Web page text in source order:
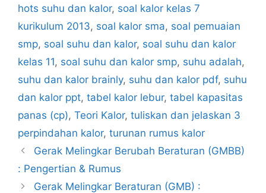
hots suhu dan kalor, soal kalor kelas 7
kurikulum 2013, soal kalor sma, soal pemuaian
smp, soal suhu dan kalor, soal suhu dan kalor
kelas 11, soal suhu dan kalor smp, suhu adalah,
suhu dan kalor brainly, suhu dan kalor pdf, suhu
dan kalor ppt, tabel kalor lebur, tabel kapasitas
panas (cp), Teori Kalor, tuliskan dan jelaskan 3
perpindahan kalor, turunan rumus kalor
Gerak Melingkar Berubah Beraturan (GMBB)
: Pengertian & Rumus
Gerak Melingkar Beraturan (GMB) :